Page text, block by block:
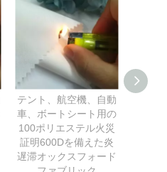
テント、航空機、自動
車、ボートシート用の
100ポリエステル火災
証明600Dを備えた炎
遅滞オックスフォード